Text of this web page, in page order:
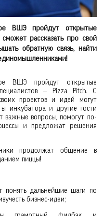
ВШЭ пройдут открытые
рассказать про свой
обратную связь, найти
ВШЭ пройдут открытые
— Pizza Pitch. С
проектов и идей могут
инкубатора и другие гости
важные вопросы, помогут по-
и предложат решения
продолжат общение в
пиццы!
дальнейшие шаги по
бизнес-идеи;